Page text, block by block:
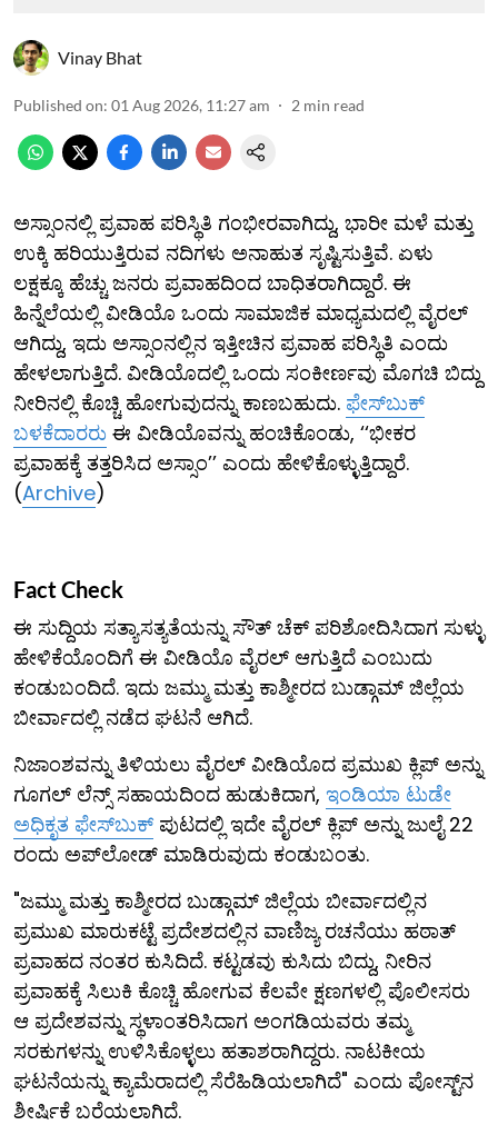
Vinay Bhat
Published on: 01 Aug 2026, 11:27 am 2 min read
ಅಸ್ಸಾಂನಲ್ಲಿ ಪ್ರವಾಹ ಪರಿಸ್ಥಿತಿ ಗಂಭೀರವಾಗಿದ್ದು, ಭಾರೀ ಮಳೆ ಮತ್ತು
ಉಕ್ಕಿ ಹರಿಯುತ್ತಿರುವ ನದಿಗಳು ಅನಾಹುತ ಸೃಷ್ಟಿಸುತ್ತಿವೆ. ಏಳು
ಲಕ್ಷಕ್ಕೂ ಹೆಚ್ಚು ಜನರು ಪ್ರವಾಹದಿಂದ ಬಾಧಿತರಾಗಿದ್ದಾರೆ. ಈ
ಹಿನ್ನೆಲೆಯಲ್ಲಿ ವೀಡಿಯೊ ಒಂದು ಸಾಮಾಜಿಕ ಮಾಧ್ಯಮದಲ್ಲಿ ವೈರಲ್
ಆಗಿದ್ದು, ಇದು ಅಸ್ಸಾಂನಲ್ಲಿನ ಇತ್ತೀಚಿನ ಪ್ರವಾಹ ಪರಿಸ್ಥಿತಿ ಎಂದು
ಹೇಳಲಾಗುತ್ತಿದೆ. ವೀಡಿಯೊದಲ್ಲಿ ಒಂದು ಸಂಕೀರ್ಣವು ಮೊಗಚಿ ಬಿದ್ದು
ನೀರಿನಲ್ಲಿ ಕೊಚ್ಚಿ ಹೋಗುವುದನ್ನು ಕಾಣಬಹುದು. ಫೇಸ್​ಬುಕ್
ಬಳಕೆದಾರರು ಈ ವೀಡಿಯೊವನ್ನು ಹಂಚಿಕೊಂಡು, ‘‘ಭೀಕರ
ಪ್ರವಾಹಕ್ಕೆ ತತ್ತರಿಸಿದ ಅಸ್ಸಾಂ’’ ಎಂದು ಹೇಳಿಕೊಳ್ಳುತ್ತಿದ್ದಾರೆ.
(Archive)
Fact Check
ಈ ಸುದ್ದಿಯ ಸತ್ಯಾಸತ್ಯತೆಯನ್ನು ಸೌತ್ ಚೆಕ್ ಪರಿಶೋದಿಸಿದಾಗ ಸುಳ್ಳು
ಹೇಳಿಕೆಯೊಂದಿಗೆ ಈ ವೀಡಿಯೊ ವೈರಲ್ ಆಗುತ್ತಿದೆ ಎಂಬುದು
ಕಂಡುಬಂದಿದೆ. ಇದು ಜಮ್ಮು ಮತ್ತು ಕಾಶ್ಮೀರದ ಬುಡ್ಗಾಮ್ ಜಿಲ್ಲೆಯ
ಬೀರ್ವಾದಲ್ಲಿ ನಡೆದ ಘಟನೆ ಆಗಿದೆ.
ನಿಜಾಂಶವನ್ನು ತಿಳಿಯಲು ವೈರಲ್ ವೀಡಿಯೊದ ಪ್ರಮುಖ ಕ್ಲಿಪ್‌ ಅನ್ನು
ಗೂಗಲ್ ಲೆನ್ಸ್ ಸಹಾಯದಿಂದ ಹುಡುಕಿದಾಗ, ಇಂಡಿಯಾ ಟುಡೇ
ಅಧಿಕೃತ ಫೇಸ್‌ಬುಕ್ಪುಟದಲ್ಲಿ ಇದೇ ವೈರಲ್ ಕ್ಲಿಪ್ ಅನ್ನು ಜುಲೈ 22
ರಂದು ಅಪ್‌ಲೋಡ್ ಮಾಡಿರುವುದು ಕಂಡುಬಂತು.
"ಜಮ್ಮು ಮತ್ತು ಕಾಶ್ಮೀರದ ಬುಡ್ಗಾಮ್ ಜಿಲ್ಲೆಯ ಬೀರ್ವಾದಲ್ಲಿನ
ಪ್ರಮುಖ ಮಾರುಕಟ್ಟೆ ಪ್ರದೇಶದಲ್ಲಿನ ವಾಣಿಜ್ಯ ರಚನೆಯು ಹಠಾತ್
ಪ್ರವಾಹದ ನಂತರ ಕುಸಿದಿದೆ. ಕಟ್ಟಡವು ಕುಸಿದು ಬಿದ್ದು, ನೀರಿನ
ಪ್ರವಾಹಕ್ಕೆ ಸಿಲುಕಿ ಕೊಚ್ಚಿ ಹೋಗುವ ಕೆಲವೇ ಕ್ಷಣಗಳಲ್ಲಿ ಪೊಲೀಸರು
ಆ ಪ್ರದೇಶವನ್ನು ಸ್ಥಳಾಂತರಿಸಿದಾಗ ಅಂಗಡಿಯವರು ತಮ್ಮ
ಸರಕುಗಳನ್ನು ಉಳಿಸಿಕೊಳ್ಳಲು ಹತಾಶರಾಗಿದ್ದರು. ನಾಟಕೀಯ
ಘಟನೆಯನ್ನು ಕ್ಯಾಮೆರಾದಲ್ಲಿ ಸೆರೆಹಿಡಿಯಲಾಗಿದೆ" ಎಂದು ಪೋಸ್ಟ್‌ನ
ಶೀರ್ಷಿಕೆ ಬರೆಯಲಾಗಿದೆ.